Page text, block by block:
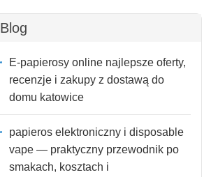
Blog
E-papierosy online najlepsze oferty,
recenzje i zakupy z dostawą do
domu katowice
papieros elektroniczny i disposable
vape — praktyczny przewodnik po
smakach, kosztach i